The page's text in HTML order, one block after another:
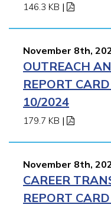
146.3 KB |
November 8th,
OUTREACH
REPORT
10/2024
179.7 KB |
November 8th,
CAREER
REPORT